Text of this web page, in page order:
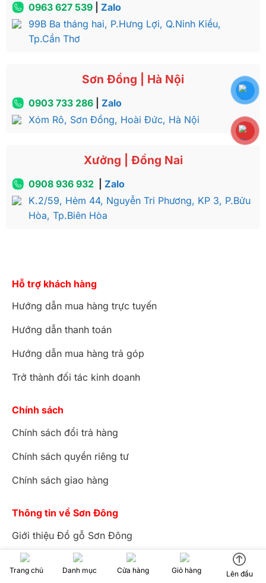
0963 627 539| Zalo
99B Ba tháng hai, P.Hưng Lợi, Q.Ninh Kiều,
Tp.Cần Thơ
Sơn Đồng | Hà Nội
0903 733 286| Zalo
Xóm Rô, Sơn Đồng, Hoài Đức, Hà Nội
Xưởng | Đồng Nai
0908 936 932
Zalo
K.2/59, Hẻm 44, Nguyễn Tri Phương, KP 3, P.Bửu
Hòa, Tp.Biên Hòa
Hỗ trợ khách hàng
Hướng dẫn mua hàng trực tuyến
Hướng dẫn thanh toán
Hướng dẫn mua hàng trả góp
Trở thành đối tác kinh doanh
Chính sách
Chính sách đổi trả hàng
Chính sách quyền riêng tư
Chính sách giao hàng
Thông tin về Sơn Đông
Giới thiệu Đồ gỗ Sơn Đông
Thông tin liên hệ
Trang chủ Danh mục Cửa hàng Giỏ hàng Lên đầu